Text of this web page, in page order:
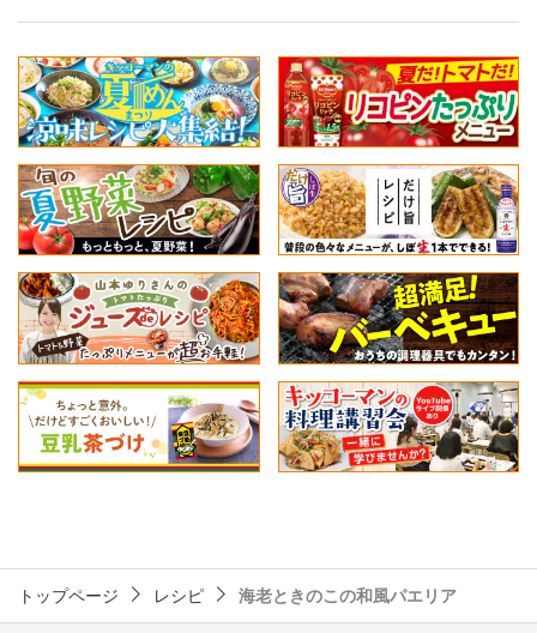
トップページ レシピ 海老ときのこの和風パエリア